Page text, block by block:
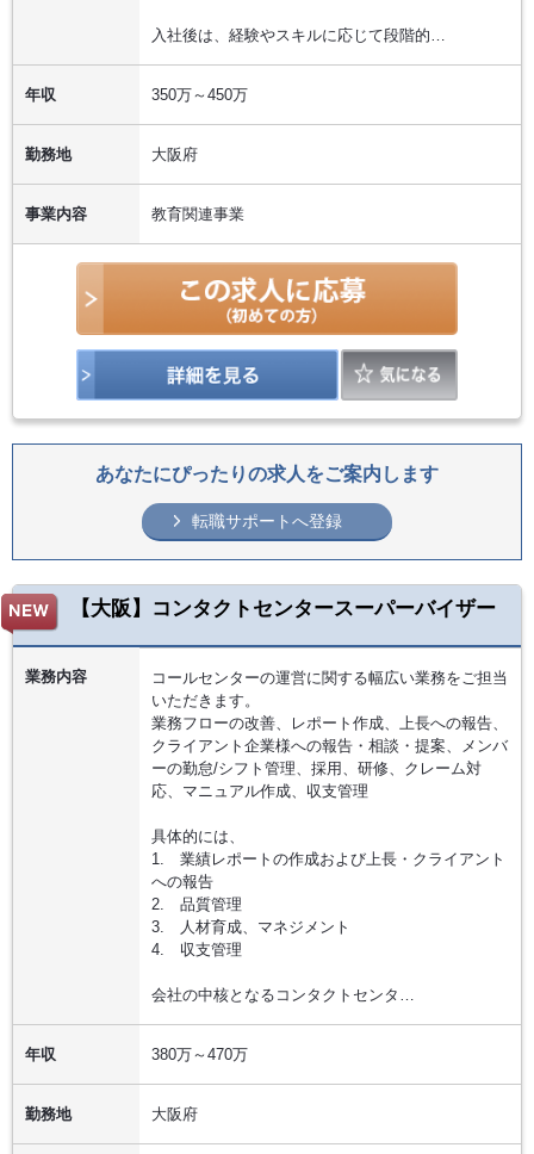
入社後は、経験やスキルに応じて段階的…
年収 350万～450万
勤務地 大阪府
事業内容 教育関連事業
あなたにぴったりの求人をご案内します
転職サポートへ登録
【大阪】コンタクトセンタースーパーバイザー
業務内容
コールセンターの運営に関する幅広い業務をご担当
いただきます。
業務フローの改善、レポート作成、上長への報告、
クライアント企業様への報告・相談・提案、メンバ
ーの勤怠/シフト管理、採用、研修、クレーム対
応、マニュアル作成、収支管理
具体的には、
1. 業績レポートの作成および上長・クライアント
への報告
2. 品質管理
3. 人材育成、マネジメント
4. 収支管理
会社の中核となるコンタクトセンタ…
年収 380万～470万
勤務地 大阪府